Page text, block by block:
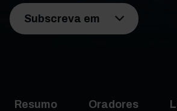
Subscreva em
Resumo Oradores